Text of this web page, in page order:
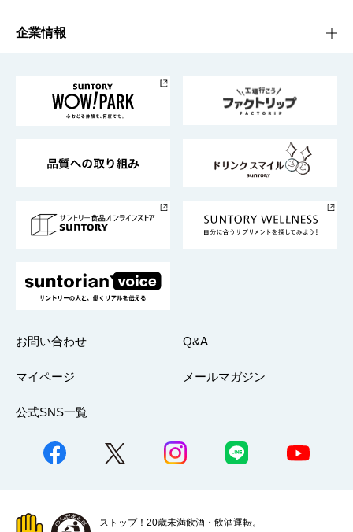
栄養成分一覧
工場見学
地域情報
サントリーホール
サントリーサンバーズ大阪
サステナビリティTOP
サントリーが考えるサステナビリティ経営
企業情報
企業概要
採用情報
お問い合わせ Q&A
マイページ メールマガジン
公式SNS一覧
ストップ！20歳未満飲酒・飲酒運転。